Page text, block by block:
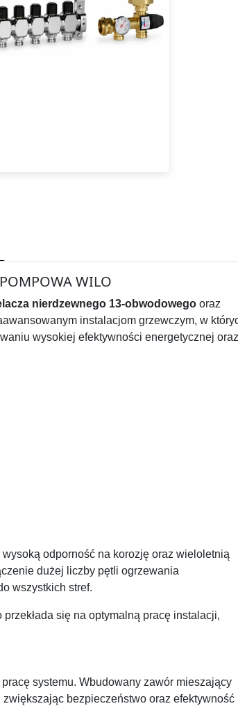
WILO
nierdzewnego 13-obwodowegooraz
instalacjom grzewczym, w
wysokiej efektywności energetycznej oraz
odporność na korozję oraz wieloletnią
dużej liczby pętli ogrzewania
wszystkich stref.
się na optymalną pracę instalacji,
systemu. Wbudowany zawór mieszający
bezpieczeństwo oraz efektywność